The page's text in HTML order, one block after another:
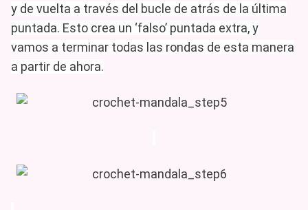
y de vuelta a través del bucle de atrás de la última
puntada. Esto crea un ‘falso’ puntada extra, y
vamos a terminar todas las rondas de esta manera
a partir de ahora.